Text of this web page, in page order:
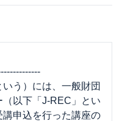
う）には、一般財団
以下「J-REC」とい
申込を行った講座の